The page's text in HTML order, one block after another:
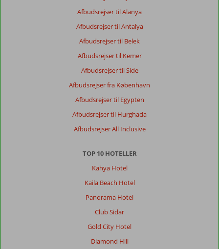
Afbudsrejser til Alanya
Afbudsrejser til Antalya
Afbudsrejser til Belek
Afbudsrejser til Kemer
Afbudsrejser til Side
Afbudsrejser fra København
Afbudsrejser til Egypten
Afbudsrejser til Hurghada
Afbudsrejser All Inclusive
TOP 10 HOTELLER
Kahya Hotel
Kaila Beach Hotel
Panorama Hotel
Club Sidar
Gold City Hotel
Diamond Hill